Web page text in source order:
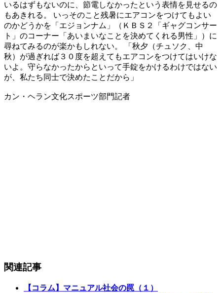
いるはずもないのに、節電しなかったという表情を見せるの
もあきれる。 いっそのこと残暑にエアコンをつけてもよい
のかどうかを「エジョンナム」（ＫＢＳ２「ギャグコンサー
ト」のコーナー「あいまいなことを決めてくれる男性」）に
尋ねてみるのが楽かもしれない。 「秋夕（チュソク、中
秋）が過ぎれば３０度を超えてもエアコンをつけてはいけな
いよ。守らなかったからといって手錠をかけるわけではない
が、私たち同士で決めたことだから」
カン・ヘラン文化スポーツ部門記者
関連記事
【コラム】マニュアル社会の罠（１）